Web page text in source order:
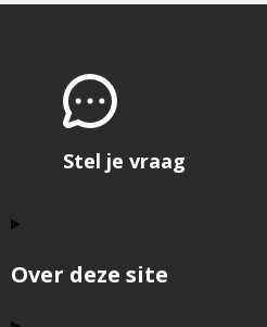
Over deze site
Stel je vraag